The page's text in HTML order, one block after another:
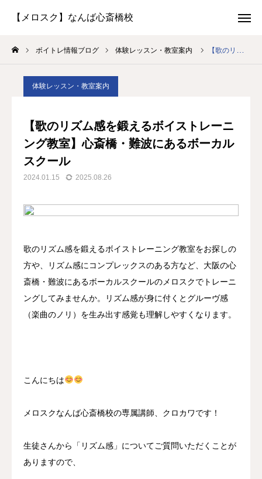
ボイトレ情報ブログ 体験レッスン・教室案内 【歌のリズム感を鍛えるボイストレーニング教室】心斎橋・難波にあるボーカルスクール
体験レッスン・教室案内
【歌のリズム感を鍛えるボイストレーニ
ング教室】心斎橋・難波にあるボーカル
スクール
2024.01.15 2025.08.26
歌のリズム感を鍛えるボイストレーニング教室をお探しの
方や、リズム感にコンプレックスのある方など、大阪の心
斎橋・難波にあるボーカルスクールのメロスクでトレーニ
ングしてみませんか。リズム感が身に付くとグルーヴ感
（楽曲のノリ）を生み出す感覚も理解しやすくなります。
こんにちは
メロスクなんば心斎橋校の専属講師、クロカワです！
生徒さんから「リズム感」についてご質問いただくことが
ありますので、
体験レッスン LINE予約
お問い合わせ
講師紹介
コースと料金
生徒さんの声